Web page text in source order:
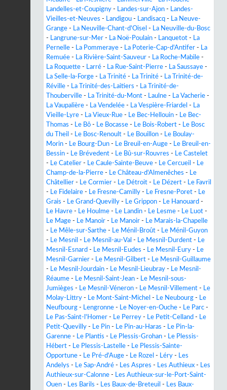
Landelles-et-Coupigny - Landes-sur-Ajon - Landes-
Vieilles-et-Neuves - Landigou - Landisacq - La Neuve-
Grange - La Neuville-Chant-d'Oisel - La Neuville-du-Bosc
- Langrune-sur-Mer - La Noë-Poulain - Lanquetot - La
Pernelle - La Pommeraye - La Poterie-Cap-d'Antifer - La
Remuée - La Rivière-Saint-Sauveur - La Roche-Mabile -
La Roquette - Larré - La Rue-Saint-Pierre - La Saussaye -
La Selle-la-Forge - La Trinité - La Trinité - La Trinité-de-
Réville - La Trinité-des-Laitiers - La Trinité-de-
Thouberville - La Trinité-du-Mont - Laulne - La Vacherie -
La Vaupalière - La Vendelée - La Vespière-Friardel - La
Vieille-Lyre - La Vieux-Rue - Le Bec-Hellouin - Le Bec-
Thomas - Le Bô - Le Bocasse - Le Bois-Robert - Le Bosc
du Theil - Le Bosc-Renoult - Le Bouillon - Le Boulay-
Morin - Le Bourg-Dun - Le Breuil-en-Auge - Le Breuil-en-
Bessin - Le Brévedent - Le Bû-sur-Rouvres - Le Castelet
- Le Catelier - Le Caule-Sainte-Beuve - Le Cercueil - Le
Champ-de-la-Pierre - Le Château-d'Almenêches - Le
Châtellier - Le Cormier - Le Détroit - Le Dézert - Le Favril
- Le Fidelaire - Le Fresne-Camilly - Le Fresne-Poret - Le
Grais - Le Grand-Quevilly - Le Grippon - Le Hanouard -
Le Havre - Le Houlme - Le Landin - Le Lesme - Le Luot -
Le Mage - Le Manoir - Le Manoir - Le Marais-la-Chapelle
- Le Mêle-sur-Sarthe - Le Ménil-Broût - Le Ménil-Guyon
- Le Mesnil - Le Mesnil-au-Val - Le Mesnil-Durdent - Le
Mesnil-Esnard - Le Mesnil-Eudes - Le Mesnil-Eury - Le
Mesnil-Garnier - Le Mesnil-Gilbert - Le Mesnil-Guillaume
- Le Mesnil-Jourdain - Le Mesnil-Lieubray - Le Mesnil-
Réaume - Le Mesnil-Saint-Jean - Le Mesnil-sous-
Jumièges - Le Mesnil-Véneron - Le Mesnil-Villement - Le
Molay-Littry - Le Mont-Saint-Michel - Le Neubourg - Le
Neufbourg - Lengronne - Le Noyer-en-Ouche - Le Parc -
Le Pas-Saint-l'Homer - Le Perrey - Le Petit-Celland - Le
Petit-Quevilly - Le Pin - Le Pin-au-Haras - Le Pin-la-
Garenne - Le Plantis - Le Plessis-Grohan - Le Plessis-
Hébert - Le Plessis-Lastelle - Le Plessis-Sainte-
Opportune - Le Pré-d'Auge - Le Rozel - Léry - Les
Andelys - Le Sap-André - Les Aspres - Les Authieux - Les
Authieux-sur-Calonne - Les Authieux-sur-le-Port-Saint-
Ouen - Les Barils - Les Baux-de-Breteuil - Les Baux-